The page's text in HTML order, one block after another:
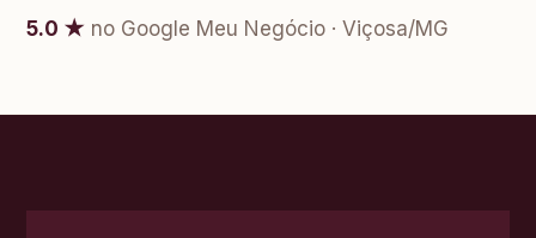
5.0 ★ no Google Meu Negócio · Viçosa/MG